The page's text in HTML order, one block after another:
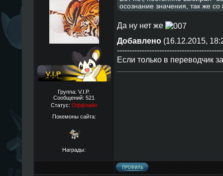
Группа: V.I.P.
Сообщений: 521
Статус: Оффлайн
Покемоны сайта:
Награды:
осознание значения, так же
Да ну нет же
Добавлено(16.12.2015,
Если только в переводчик